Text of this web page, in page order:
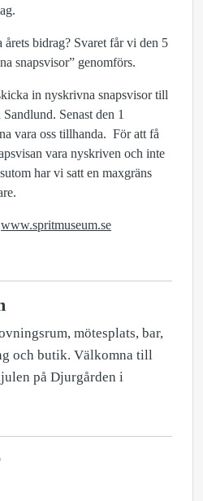
bidrag? Svaret får vi den 5
snapsvisor” genomförs.
in nyskrivna snapsvisor till
Senast den 1
vara oss tillhanda. För att få
vara nyskriven och inte
har vi satt en maxgräns
www.spritmuseum.se
mötesplats, bar,
och butik. Välkomna till
på Djurgården i